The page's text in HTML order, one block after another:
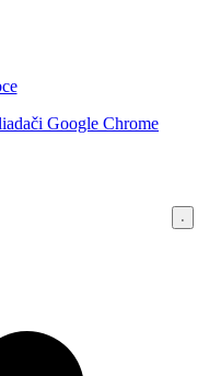
Google Chrome